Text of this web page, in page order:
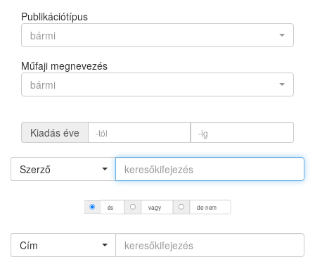
Publikációtípus
bármi
Műfaji megnevezés
bármi
Kiadás éve
Szerző
és vagy de nem
Cím